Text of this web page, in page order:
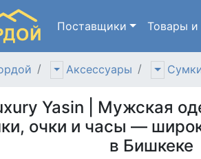
Поставщики Товары и
Аксессуары
Yasin | Мужская
очки и часы —
в Бишкеке